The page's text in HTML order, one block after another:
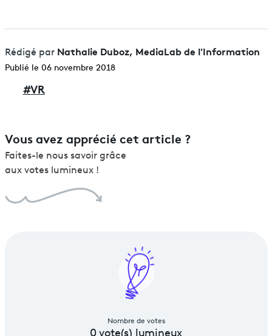
Rédigé par Nathalie Duboz, MediaLab de l'Information
Publié le 06 novembre 2018
#VR
Vous avez apprécié cet article ?
Faites-le nous savoir grâce
aux votes lumineux !
Nombre de votes